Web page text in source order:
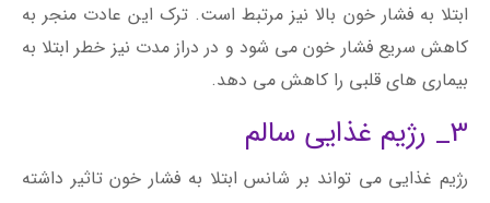
ابتلا به فشار خون بالا نیز مرتبط است. ترک این عادت منجر به
کاهش سریع فشار خون می شود و در دراز مدت نیز خطر ابتلا به
بیماری های قلبی را کاهش می دهد.
3_ رژیم غذایی سالم
رژیم غذایی می تواند بر شانس ابتلا به فشار خون تاثیر داشته